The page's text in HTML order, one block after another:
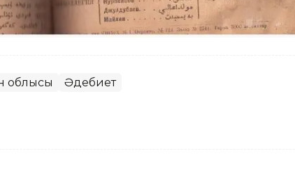
облысы Әдебиет